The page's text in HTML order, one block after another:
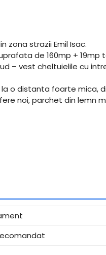
zona strazii Emil Isac.
de 160mp + 19mp
– vest cheltuielile cu
o distanta foarte mica,
noi, parchet din lemn